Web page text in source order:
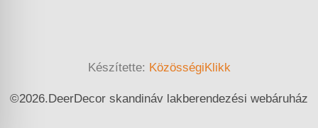
Készítette: KözösségiKlikk
©2026.DeerDecor skandináv lakberendezési webáruház